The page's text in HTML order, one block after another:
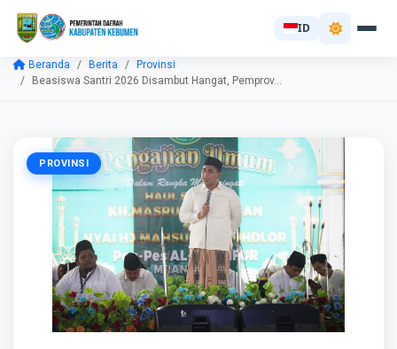
ID
Beranda Berita
Provinsi
Beasiswa Santri 2026 Disambut Hangat, Pemprov...
PROVINSI